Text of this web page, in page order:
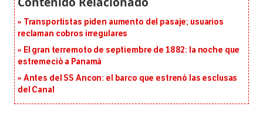
Transportistas piden aumento del pasaje; usuarios
reclaman cobros irregulares
El gran terremoto de septiembre de 1882: la noche que
estremeció a Panamá
Antes del SS Ancon: el barco que estrenó las esclusas
del Canal